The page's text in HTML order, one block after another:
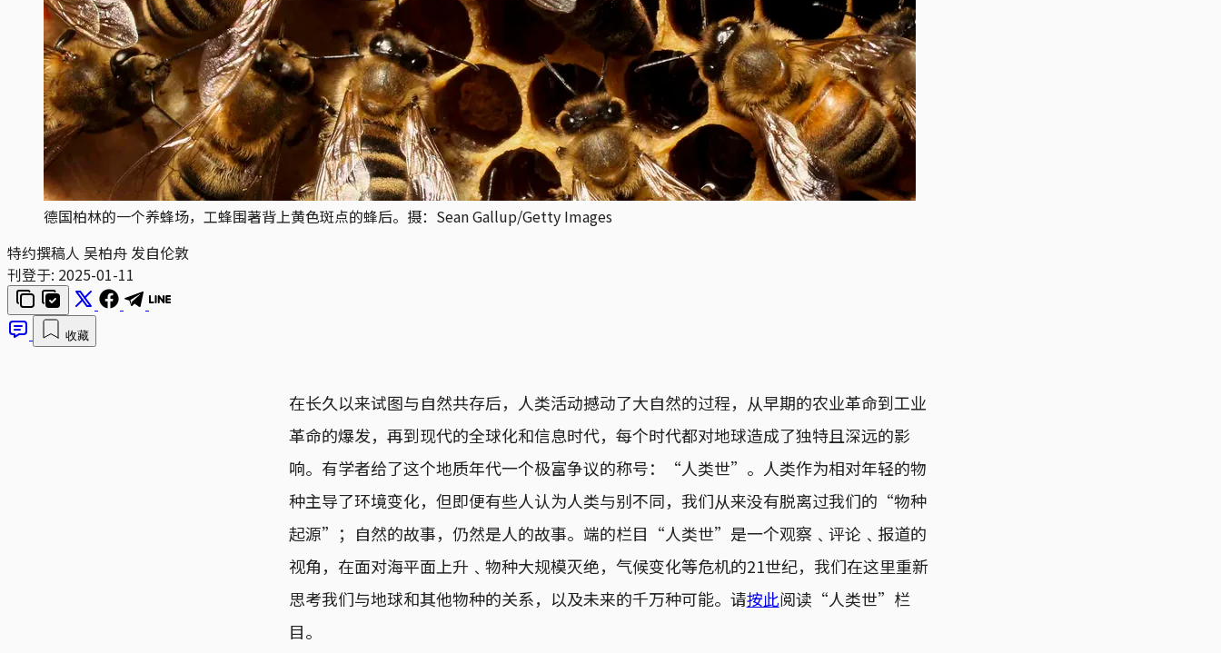
德国柏林的一个养蜂场，工蜂围著背上黄色斑点的蜂后。摄：Sean Gallup/Getty Images
特约撰稿人 吴柏舟 发自伦敦
刊登于: 2025-01-11
收藏
在长久以来试图与自然共存后，人类活动撼动了大自然的过程，从早期的农业革命到工业
革命的爆发，再到现代的全球化和信息时代，每个时代都对地球造成了独特且深远的影
响。有学者给了这个地质年代一个极富争议的称号：“人类世”。人类作为相对年轻的物
种主导了环境变化，但即便有些人认为人类与别不同，我们从来没有脱离过我们的“物种
起源”；自然的故事，仍然是人的故事。端的栏目“人类世”是一个观察﹑评论﹑报道的
视角，在面对海平面上升﹑物种大规模灭绝，气候变化等危机的21世纪，我们在这里重新
思考我们与地球和其他物种的关系，以及未来的千万种可能。请按此阅读“人类世”栏
目。